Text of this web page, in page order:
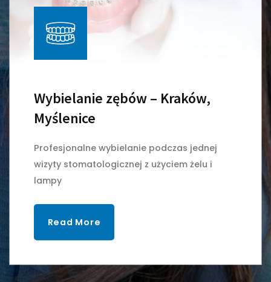
Wybielanie zębów – Kraków,
Myślenice
Profesjonalne wybielanie podczas jednej
wizyty stomatologicznej z użyciem żelu i
lampy
Read More